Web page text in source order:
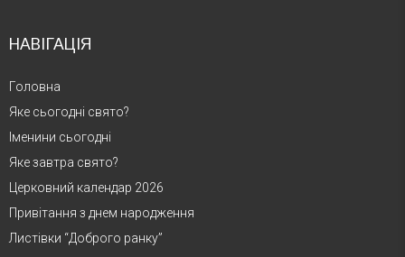
НАВІГАЦІЯ
Головна
Яке сьогодні свято?
Іменини сьогодні
Яке завтра свято?
Церковний календар 2026
Привітання з днем народження
Листівки “Доброго ранку”